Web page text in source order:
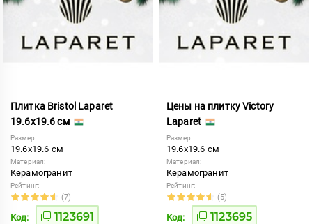
Плитка Bristol Laparet
19.6x19.6 см
Размер:
19.6x19.6 см
Материал:
Керамогранит
Рейтинг:
(7)
Код: 1123691
Цены на плитку Victory
Laparet
Размер:
19.6x19.6 см
Материал:
Керамогранит
Рейтинг:
(5)
Код: 1123695